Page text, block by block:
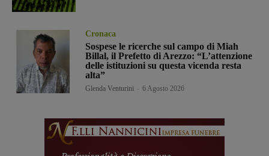
Cronaca
Sospese le ricerche sul campo di Miah
Billal, il Prefetto di Arezzo: “L’attenzione
delle istituzioni su questa vicenda resta
alta”
Glenda Venturini 6 Agosto 2026